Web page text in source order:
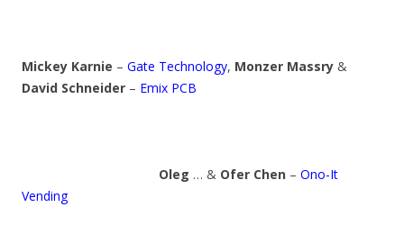
Mickey Karnie – Gate Technology, Monzer Massry &
David Schneider – Emix PCB
Oleg … & Ofer Chen – Ono-It
Vending